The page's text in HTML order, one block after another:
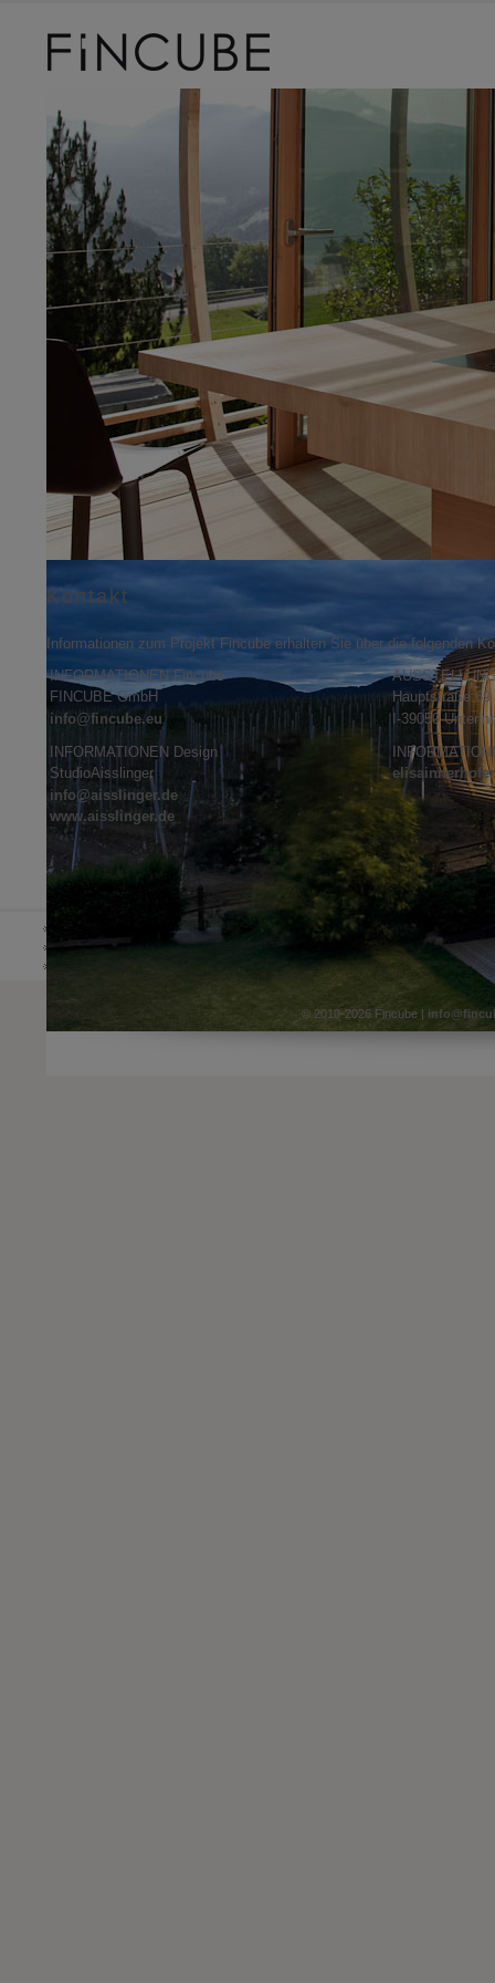
Kontakt
Informationen zum Projekt Fincube erhalten Sie über die folgenden
INFORMATIONEN Fincube
FINCUBE GmbH
info@fincube.eu
Hauptstraße 69
I-39050
INFORMATIONEN Design
StudioAisslinger
info@aisslinger.de
www.aisslinger.de
IT
ÜBER UNS
© 2010-2026 Fincube |